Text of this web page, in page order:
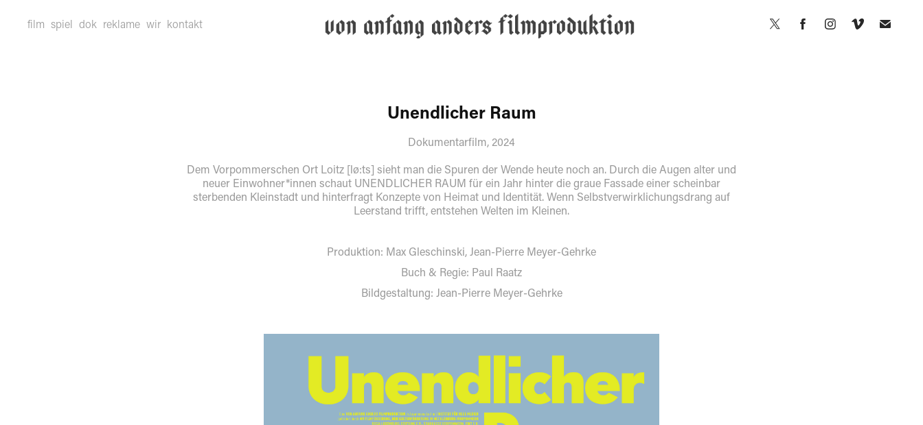
film spiel dok reklame wir kontakt
Unendlicher Raum
Dokumentarfilm, 2024
Dem Vorpommerschen Ort Loitz [lø:ts] sieht man die Spuren der Wende heute noch an. Durch die Augen alter und
neuer Einwohner*innen schaut UNENDLICHER RAUM für ein Jahr hinter die graue Fassade einer scheinbar
sterbenden Kleinstadt und hinterfragt Konzepte von Heimat und Identität. Wenn Selbstverwirklichungsdrang auf
Leerstand trifft, entstehen Welten im Kleinen.
Produktion: Max Gleschinski, Jean-Pierre Meyer-Gehrke
Buch & Regie: Paul Raatz
Bildgestaltung: Jean-Pierre Meyer-Gehrke